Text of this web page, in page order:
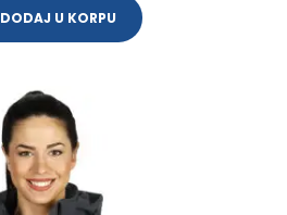
DODAJ U KORPU